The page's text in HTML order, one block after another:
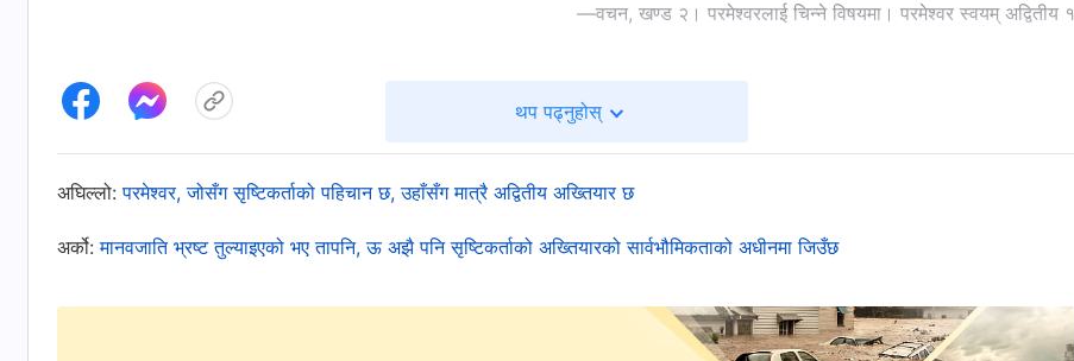
—वचन, खण्ड २। परमेश्‍वरलाई चिन्‍ने विषयमा। परमेश्‍वर स्वयम् अद्वितीय १
थप पढ्नुहोस्
अघिल्लो:परमेश्‍वर, जोसँग सृष्टिकर्ताको पहिचान छ, उहाँसँग मात्रै अद्वितीय अख्‍तियार छ
अर्को:मानवजाति भ्रष्ट तुल्याइएको भए तापनि, ऊ अझै पनि सृष्टिकर्ताको अख्‍तियारको सार्वभौमिकताको अधीनमा जिउँछ